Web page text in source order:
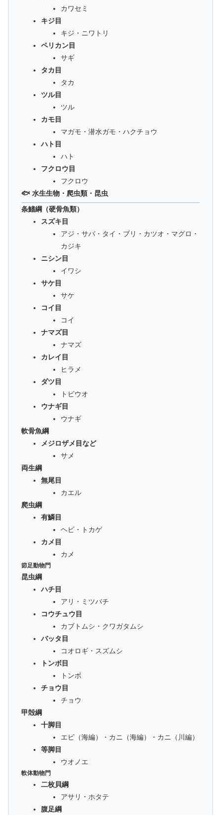
カワセミ
キジ目
キジ・ニワトリ
ペリカン目
サギ
タカ目
タカ
ツル目
ツル
カモ目
マガモ・潜水ガモ・ハクチョウ
ハト目
ハト
フクロウ目
フクロウ
🐟 水生生物・爬虫類・昆虫
条鰭綱（硬骨魚類）
スズキ目
アジ・サバ・タイ・ブリ・カツオ・マグロ・
カジキ
ニシン目
イワシ
サケ目
サケ
コイ目
コイ
ナマズ目
ナマズ
カレイ目
ヒラメ
ダツ目
トビウオ
ウナギ目
ウナギ
軟骨魚綱
メジロザメ目など
サメ
両生綱
無尾目
カエル
爬虫綱
有鱗目
ヘビ・トカゲ
カメ目
カメ
節足動物門
昆虫綱
ハチ目
アリ・ミツバチ
コウチュウ目
カブトムシ・クワガタムシ
バッタ目
コオロギ・スズムシ
トンボ目
トンボ
チョウ目
チョウ
甲殻綱
十脚目
エビ（海編）・カニ（海編）・カニ（川編）
等脚目
ウオノエ
軟体動物門
二枚貝綱
アサリ・ホタテ
腹足綱